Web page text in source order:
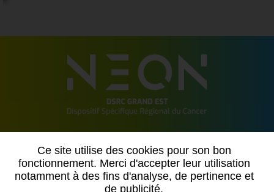
Ce site utilise des cookies pour son bon
fonctionnement. Merci d'accepter leur utilisation
notamment à des fins d'analyse, de pertinence et
de publicité.
54500 VANDOEUVRE LES NANCY
Contactez-nous